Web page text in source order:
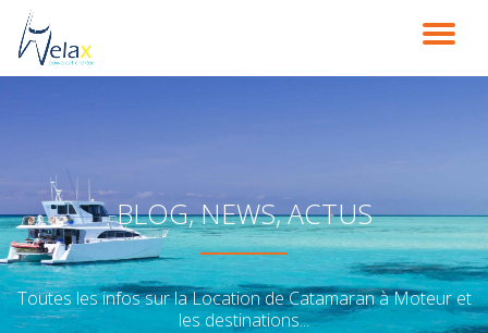
Aller
au
BLOG, NEWS, ACTUS
Toutes les infos sur la Location de Catamaran à Moteur et
les destinations...